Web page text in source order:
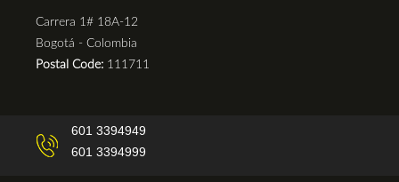
Carrera 1# 18A-12
Bogotá - Colombia
Postal Code: 111711
601 3394949
601 3394999